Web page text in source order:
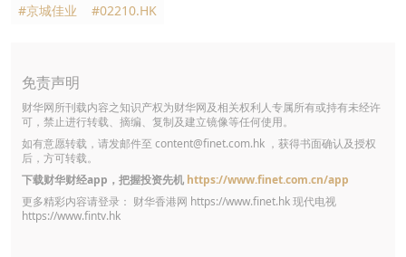
#京城佳业 #02210.HK
免责声明
财华网所刊载内容之知识产权为财华网及相关权利人专属所有或持有未经许
可，禁止进行转载、摘编、复制及建立镜像等任何使用。
如有意愿转载，请发邮件至 content@finet.com.hk ，获得书面确认及授权
后，方可转载。
下载财华财经app，把握投资先机 https://www.finet.com.cn/app
更多精彩内容请登录： 财华香港网 https://www.finet.hk现代电视
https://www.fintv.hk